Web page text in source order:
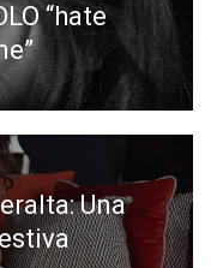
“hate
Una